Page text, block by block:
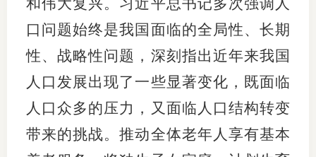
和伟大复兴。习近平总书记多次强调人
口问题始终是我国面临的全局性、长期
性、战略性问题，深刻指出近年来我国
人口发展出现了一些显著变化，既面临
人口众多的压力，又面临人口结构转变
带来的挑战。推动全体老年人享有基本